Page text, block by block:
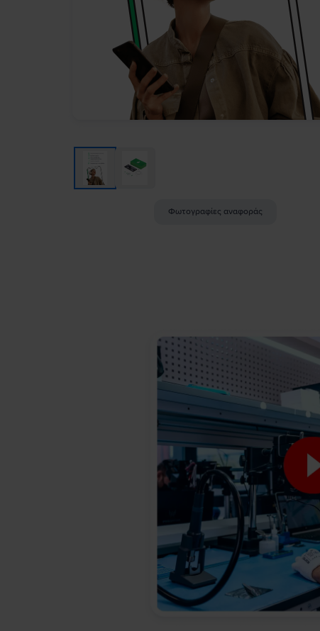
Φωτογραφίες αναφοράς